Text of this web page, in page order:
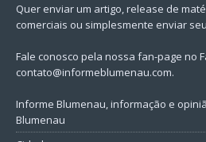
Quer enviar um artigo, release de
comerciais ou simplesmente enviar
Fale conosco pela nossa fan-page no
contato@informeblumenau.com.
Informe Blumenau, informação e
Blumenau